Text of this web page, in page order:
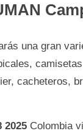
una gran
cacheteros,
2025Colombia